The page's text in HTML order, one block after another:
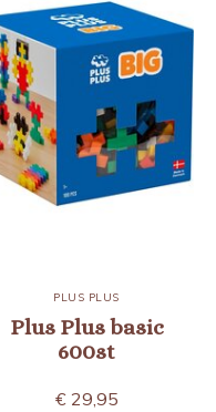
PLUS PLUS
Plus Plus basic
600st
€ 29,95